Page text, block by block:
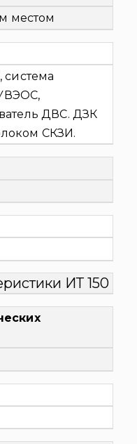
местом
ДВС. ДЗК
СКЗИ.
ИТ 150